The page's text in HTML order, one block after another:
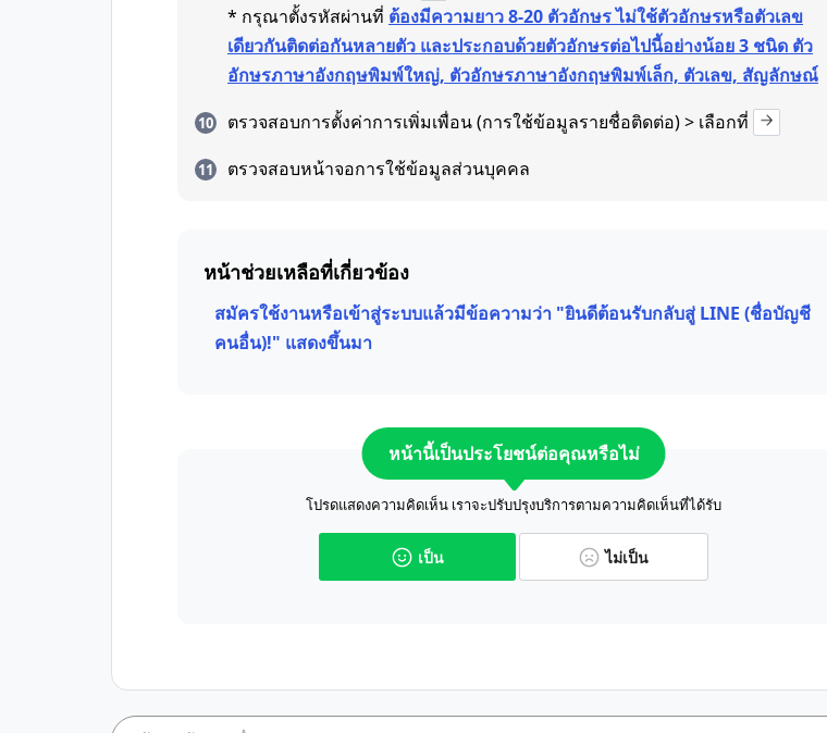
* กรุณาตั้งรหัสผ่านที่ ต้องมีความยาว 8-20 ตัวอักษร ไม่ใช้ตัวอักษรหรือตัวเลข
เดียวกันติดต่อกันหลายตัว และประกอบด้วยตัวอักษรต่อไปนี้อย่างน้อย 3 ชนิด ตัว
อักษรภาษาอังกฤษพิมพ์ใหญ่, ตัวอักษรภาษาอังกฤษพิมพ์เล็ก, ตัวเลข, สัญลักษณ์
ตรวจสอบการตั้งค่าการเพิ่มเพื่อน (การใช้ข้อมูลรายชื่อติดต่อ) > เลือกที่
ตรวจสอบหน้าจอการใช้ข้อมูลส่วนบุคคล
หน้าช่วยเหลือที่เกี่ยวข้อง
สมัครใช้งานหรือเข้าสู่ระบบแล้วมีข้อความว่า "ยินดีต้อนรับกลับสู่ LINE (ชื่อบัญชี
คนอื่น)!" แสดงขึ้นมา
หน้านี้เป็นประโยชน์ต่อคุณหรือไม่
โปรดแสดงความคิดเห็น เราจะปรับปรุงบริการตามความคิดเห็นที่ได้รับ
เป็น ไม่เป็น